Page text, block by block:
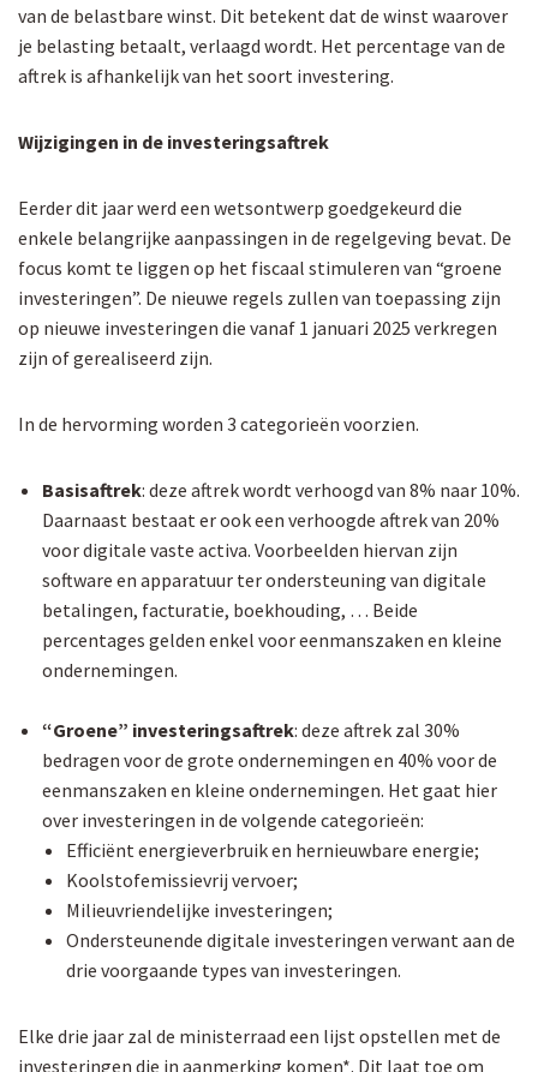
van de belastbare winst. Dit betekent dat de winst waarover
je belasting betaalt, verlaagd wordt. Het percentage van de
aftrek is afhankelijk van het soort investering.
Wijzigingen in de investeringsaftrek
Eerder dit jaar werd een wetsontwerp goedgekeurd die
enkele belangrijke aanpassingen in de regelgeving bevat. De
focus komt te liggen op het fiscaal stimuleren van “groene
investeringen”. De nieuwe regels zullen van toepassing zijn
op nieuwe investeringen die vanaf 1 januari 2025 verkregen
zijn of gerealiseerd zijn.
In de hervorming worden 3 categorieën voorzien.
Basisaftrek: deze aftrek wordt verhoogd van 8% naar 10%.
Daarnaast bestaat er ook een verhoogde aftrek van 20%
voor digitale vaste activa. Voorbeelden hiervan zijn
software en apparatuur ter ondersteuning van digitale
betalingen, facturatie, boekhouding, … Beide
percentages gelden enkel voor eenmanszaken en kleine
ondernemingen.
“Groene” investeringsaftrek: deze aftrek zal 30%
bedragen voor de grote ondernemingen en 40% voor de
eenmanszaken en kleine ondernemingen. Het gaat hier
over investeringen in de volgende categorieën:
Efficiënt energieverbruik en hernieuwbare energie;
Koolstofemissievrij vervoer;
Milieuvriendelijke investeringen;
Ondersteunende digitale investeringen verwant aan de
drie voorgaande types van investeringen.
Elke drie jaar zal de ministerraad een lijst opstellen met de
investeringen die in aanmerking komen*. Dit laat toe om